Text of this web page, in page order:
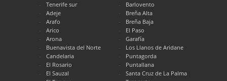
Tenerife sur
Adeje
Arafo
Arico
Arona
Buenavista del Norte
Candelaria
El Rosario
El Sauzal
Barlovento
Breña Alta
Breña Baja
El Paso
Garafía
Los Llanos de Aridane
Puntagorda
Puntallana
Santa Cruz de La Palma